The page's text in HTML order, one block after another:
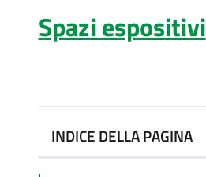
Spazi espositivi
INDICE DELLA PAGINA